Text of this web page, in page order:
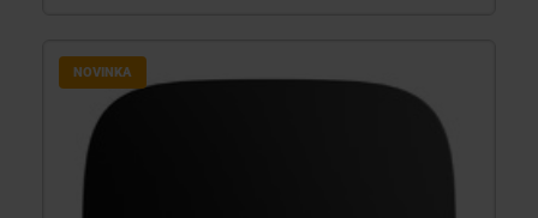
NOVINKA